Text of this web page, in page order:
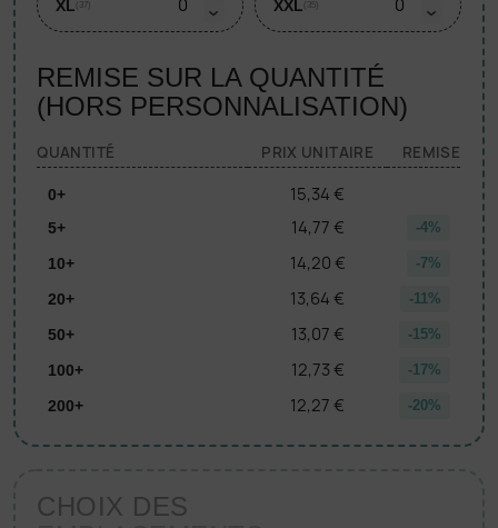
XL (37) XXL (35)
REMISE SUR LA QUANTITÉ
(HORS PERSONNALISATION)
QUANTITÉ PRIX UNITAIRE REMISE
0+ 15,34 €
5+ 14,77 € -4%
10+ 14,20 € -7%
20+ 13,64 € -11%
50+ 13,07 € -15%
100+ 12,73 € -17%
200+ 12,27 € -20%
CHOIX DES